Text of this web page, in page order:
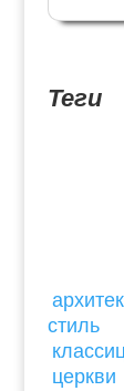
Теги
стиль
церкви